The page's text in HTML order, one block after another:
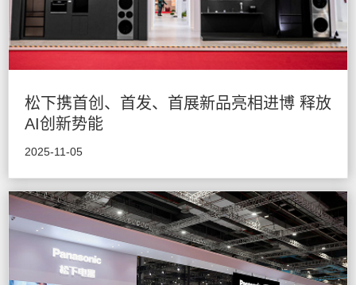
松下携首创、首发、首展新品亮相进博 释放
AI创新势能
2025-11-05